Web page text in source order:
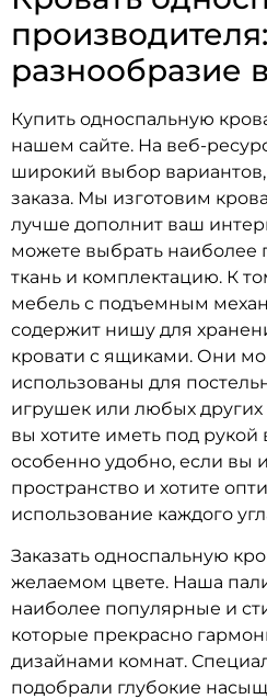
производителя:
разнообразие
Купить односпальную
нашем сайте. На веб-
широкий выбор
заказа. Мы изготовим
лучше дополнит ваш
можете выбрать наиболее
ткань и комплектацию. К
мебель с подъемным
содержит нишу для
кровати с ящиками. Они
использованы для
игрушек или любых
вы хотите иметь под рукой
особенно удобно, если вы
пространство и хотите
использование каждого
Заказать односпальную
желаемом цвете. Наша
наиболее популярные и
которые прекрасно
дизайнами комнат.
подобрали глубокие